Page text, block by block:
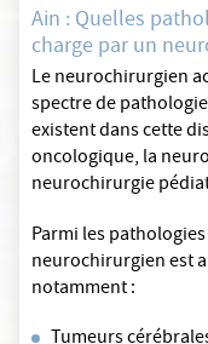
Ain : Quelles
charge par un
Le neurochirurgien
spectre de
existent dans cette
oncologique, la
neurochirurgie
Parmi les
neurochirurgien est
notamment :